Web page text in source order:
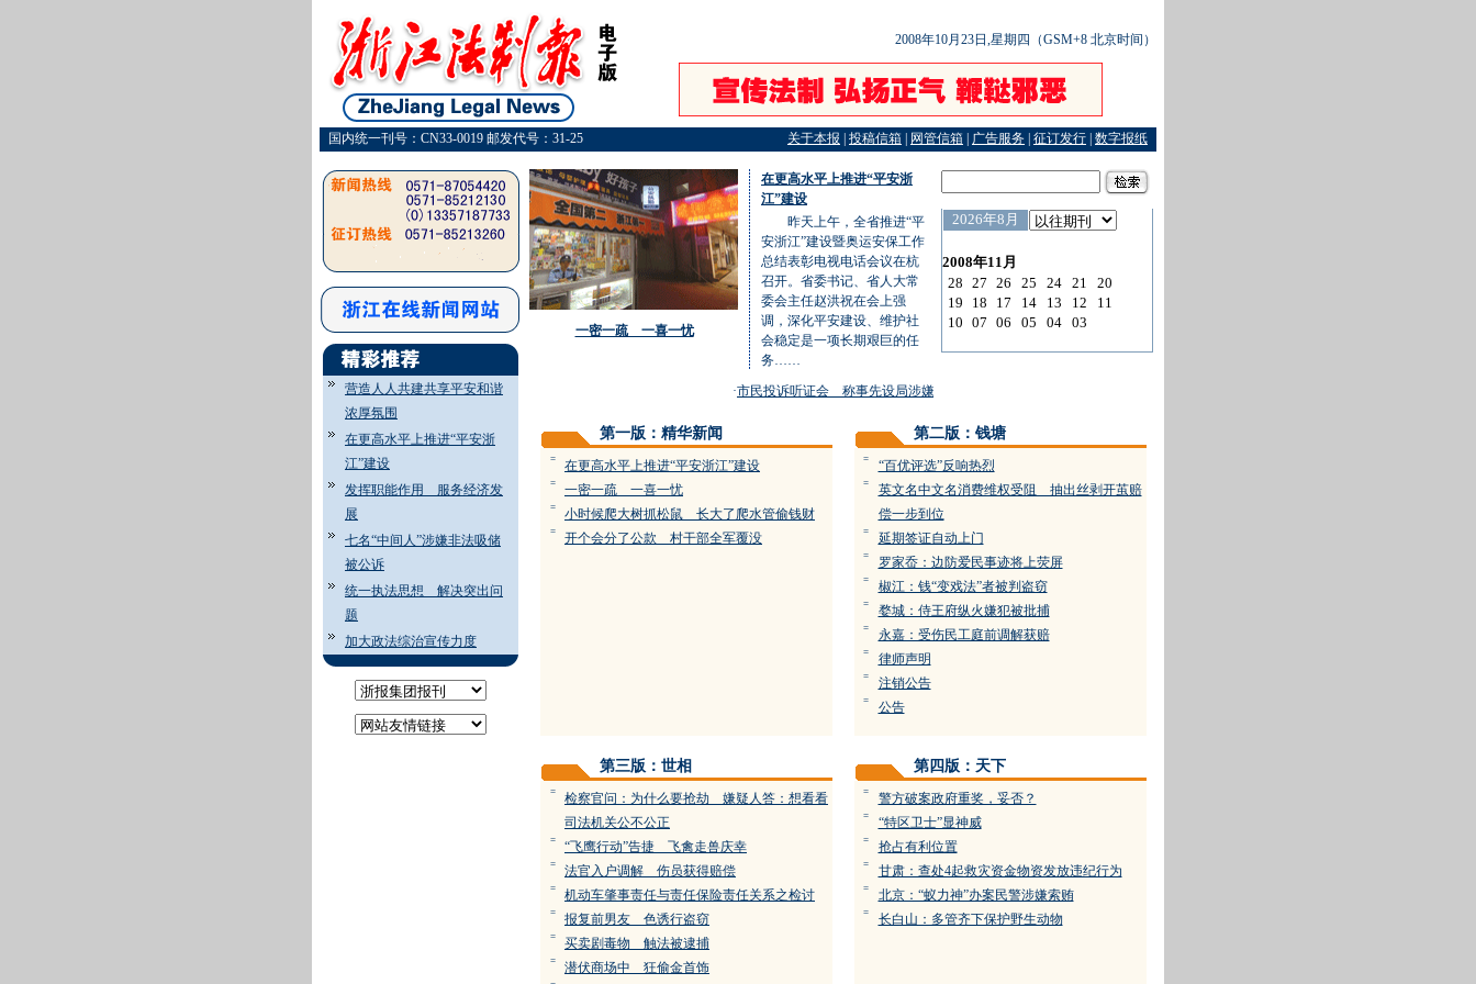
2008年10月23日,星期四（GSM+8 北京时间）
国内统一刊号：CN33-0019 邮发代号：31-25 关于本报 投稿信箱 网管信箱 广告服务 征订发行 数字报纸
营造人人共建共享平安和谐
浓厚氛围
在更高水平上推进“平安浙
江”建设
发挥职能作用 服务经济发
展
七名“中间人”涉嫌非法吸储
被公诉
统一执法思想 解决突出问
题
加大政法综治宣传力度
一密一疏 一喜一忧
在更高水平上推进“平安浙
江”建设
昨天上午，全省推进“平
安浙江”建设暨奥运安保工作
总结表彰电视电话会议在杭
召开。省委书记、省人大常
委会主任赵洪祝在会上强
调，深化平安建设、维护社
会稳定是一项长期艰巨的任
务……
市民投诉听证会 称事先设局涉嫌违规，已向法院提起诉讼
第一版：精华新闻
= 在更高水平上推进“平安浙江”建设
= 一密一疏 一喜一忧
= 小时候爬大树抓松鼠 长大了爬水管偷钱财
= 开个会分了公款 村干部全军覆没
第二版：钱塘
= “百优评选”反响热烈
=
英文名中文名消费维权受阻 抽出丝剥开茧赔
偿一步到位
= 延期签证自动上门
= 罗家岙：边防爱民事迹将上荧屏
= 椒江：钱“变戏法”者被判盗窃
= 婺城：侍王府纵火嫌犯被批捕
= 永嘉：受伤民工庭前调解获赔
= 律师声明
= 注销公告
= 公告
第三版：世相
=
检察官问：为什么要抢劫 嫌疑人答：想看看
司法机关公不公正
= “飞鹰行动”告捷 飞禽走兽庆幸
= 法官入户调解 伤员获得赔偿
= 机动车肇事责任与责任保险责任关系之检讨
= 报复前男友 色诱行盗窃
= 买卖剧毒物 触法被逮捕
= 潜伏商场中 狂偷金首饰
第四版：天下
= 警方破案政府重奖，妥否？
= “特区卫士”显神威
= 抢占有利位置
= 甘肃：查处4起救灾资金物资发放违纪行为
= 北京：“蚁力神”办案民警涉嫌索贿
= 长白山：多管齐下保护野生动物